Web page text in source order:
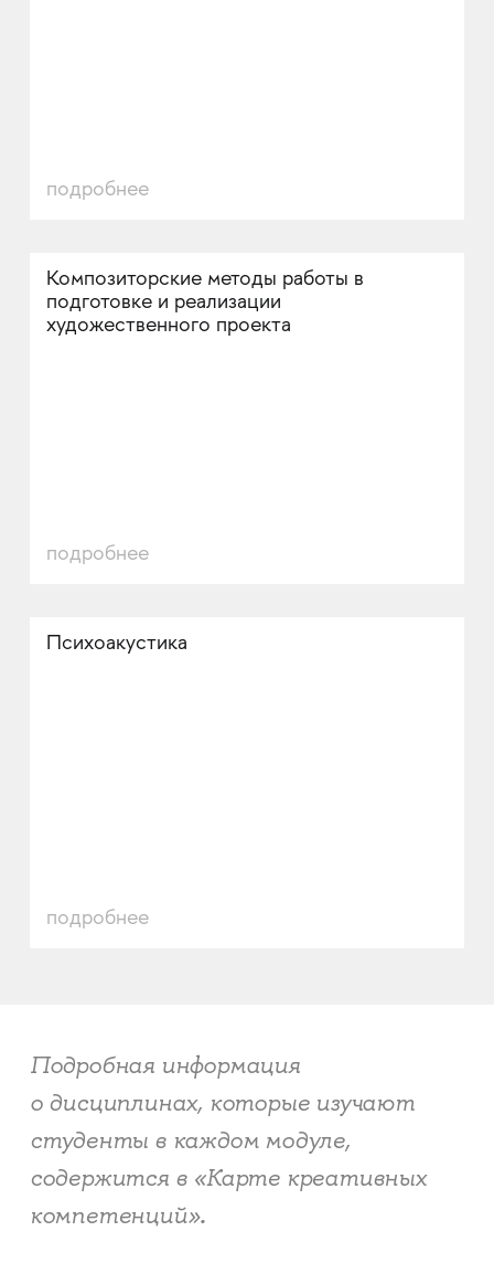
подробнее
Композиторские методы работы в
подготовке и реализации
художественного проекта
подробнее
Психоакустика
подробнее
Подробная информация
о дисциплинах, которые изучают
студенты в каждом модуле,
содержится в «Карте креативных
компетенций».